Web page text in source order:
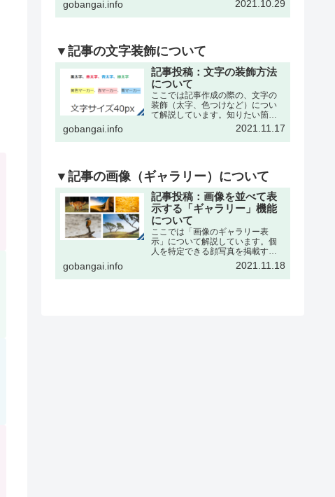
す。それぞれに記事作成の為の
gobangai.info 2021.10.29
▼記事の文字装飾について
記事投稿：文字の装飾方法
について
ここでは記事作成の際の、文字の
装飾（太字、色つけなど）につい
て解説しています。知りたい箇所
を「詳細を表示」を選択して、手
順を確認して下さい。※記事の作
成・編集などの基本操作は下記の
い…
gobangai.info 2021.11.17
▼記事の画像（ギャラリー）について
記事投稿：画像を並べて表
示する「ギャラリー」機能
について
ここでは「画像のギャラリー表
示」について解説しています。個
人を特定できる顔写真を掲載する
場合、被撮影者ご本人の了解をい
ただくか、または顔をぼかすなど
個人が特定できない加工を行うこ
gobangai.info 2021.11.18